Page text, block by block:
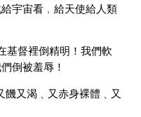
宇宙看﹐給天使給人類
基督裡倒精明！我們軟
倒被羞辱！
又渴﹑又赤身裸體﹑又